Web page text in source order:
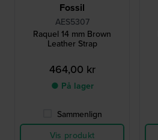
Fossil
AES5307
Raquel 14 mm Brown
Leather Strap
464,00 kr
● På lager
Sammenlign
Vis produkt